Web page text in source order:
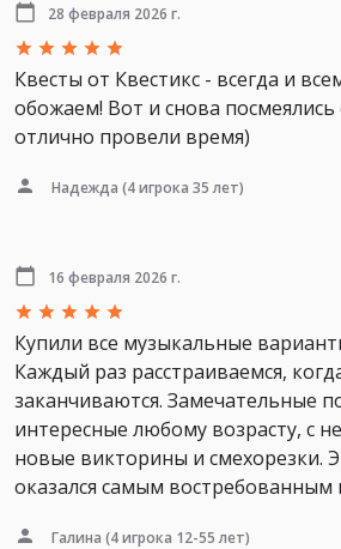
28 февраля 2026 г.
Квесты от Квестикс - всегда и
обожаем! Вот и снова посмеялись
отлично провели время)
Надежда (4 игрока 35 лет)
16 февраля 2026 г.
Купили все музыкальные
Каждый раз расстраиваемся,
заканчиваются. Замечательные
интересные любому возрасту, с
новые викторины и смехорезки.
оказался самым востребованным
Галина (4 игрока 12-55 лет)